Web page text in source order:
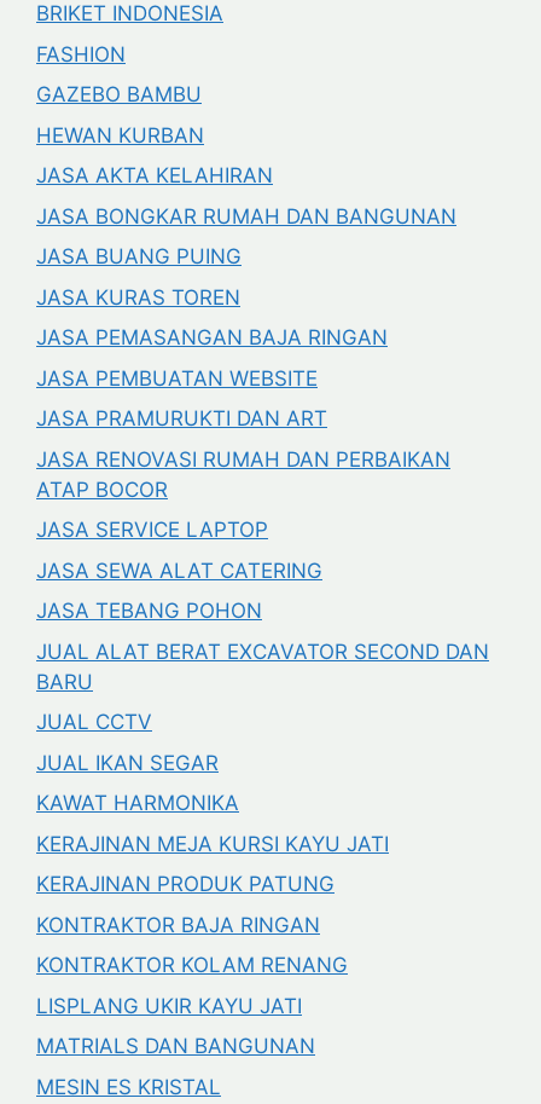
BRIKET INDONESIA
FASHION
GAZEBO BAMBU
HEWAN KURBAN
JASA AKTA KELAHIRAN
JASA BONGKAR RUMAH DAN BANGUNAN
JASA BUANG PUING
JASA KURAS TOREN
JASA PEMASANGAN BAJA RINGAN
JASA PEMBUATAN WEBSITE
JASA PRAMURUKTI DAN ART
JASA RENOVASI RUMAH DAN PERBAIKAN
ATAP BOCOR
JASA SERVICE LAPTOP
JASA SEWA ALAT CATERING
JASA TEBANG POHON
JUAL ALAT BERAT EXCAVATOR SECOND DAN
BARU
JUAL CCTV
JUAL IKAN SEGAR
KAWAT HARMONIKA
KERAJINAN MEJA KURSI KAYU JATI
KERAJINAN PRODUK PATUNG
KONTRAKTOR BAJA RINGAN
KONTRAKTOR KOLAM RENANG
LISPLANG UKIR KAYU JATI
MATRIALS DAN BANGUNAN
MESIN ES KRISTAL